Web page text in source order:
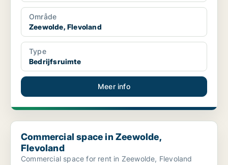
Område
Zeewolde, Flevoland
Type
Bedrijfsruimte
Meer info
Commercial space in Zeewolde, Flevoland
Commercial space in Zeewolde,
Flevoland
Commercial space for rent in Zeewolde, Flevoland